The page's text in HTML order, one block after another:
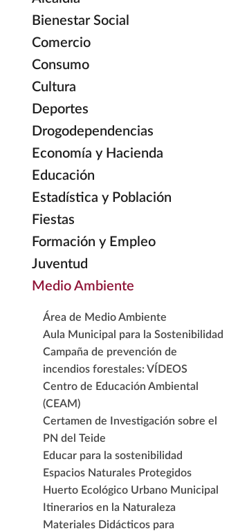
Bienestar Social
Comercio
Consumo
Cultura
Deportes
Drogodependencias
Economía y Hacienda
Educación
Estadística y Población
Fiestas
Formación y Empleo
Juventud
Medio Ambiente
Área de Medio Ambiente
Aula Municipal para la Sostenibilidad
Campaña de prevención de
incendios forestales: VÍDEOS
Centro de Educación Ambiental
(CEAM)
Certamen de Investigación sobre el
PN del Teide
Educar para la sostenibilidad
Espacios Naturales Protegidos
Huerto Ecológico Urbano Municipal
Itinerarios en la Naturaleza
Materiales Didácticos para